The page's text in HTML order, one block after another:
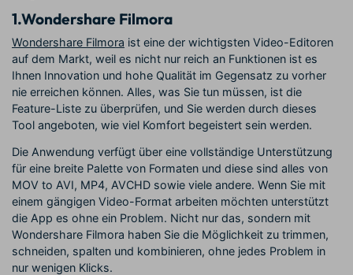
1.Wondershare Filmora
Wondershare Filmora ist eine der wichtigsten Video-Editoren
auf dem Markt, weil es nicht nur reich an Funktionen ist es
Ihnen Innovation und hohe Qualität im Gegensatz zu vorher
nie erreichen können. Alles, was Sie tun müssen, ist die
Feature-Liste zu überprüfen, und Sie werden durch dieses
Tool angeboten, wie viel Komfort begeistert sein werden.
Die Anwendung verfügt über eine vollständige Unterstützung
für eine breite Palette von Formaten und diese sind alles von
MOV to AVI, MP4, AVCHD sowie viele andere. Wenn Sie mit
einem gängigen Video-Format arbeiten möchten unterstützt
die App es ohne ein Problem. Nicht nur das, sondern mit
Wondershare Filmora haben Sie die Möglichkeit zu trimmen,
schneiden, spalten und kombinieren, ohne jedes Problem in
nur wenigen Klicks.